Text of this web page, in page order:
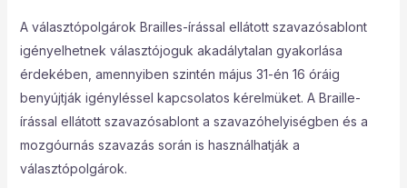
A választópolgárok Brailles-írással ellátott szavazósablont
igényelhetnek választójoguk akadálytalan gyakorlása
érdekében, amennyiben szintén május 31-én 16 óráig
benyújtják igényléssel kapcsolatos kérelmüket. A Braille-
írással ellátott szavazósablont a szavazóhelyiségben és a
mozgóurnás szavazás során is használhatják a
választópolgárok.